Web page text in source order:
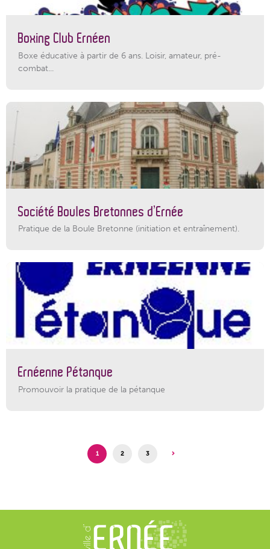
Boxing Club Ernéen
Boxe éducative à partir de 6 ans. Loisir, amateur, pré-
combat...
Société Boules Bretonnes d’Ernée
Pratique de la Boule Bretonne (initiation et entraînement).
Ernéenne Pétanque
Promouvoir la pratique de la pétanque
1 2 3